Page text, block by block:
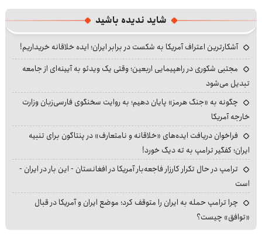
شاید ندیده باشید
آشکارترین اعتراف آمریکا به شکست در برابر ایران؛ ایده خلاقانه خریداریم!
مجتبی شکوری در راهپیمایی اربعین؛ وقتی یک ویدئو به آیینه‌ای از جامعه
تبدیل می‌شود
چگونه به «جنگ هرمز» پایان دهیم؛ به روایت سخنگوی فارسی‌زبان وزارت
خارجه آمریکا
فراخوان دریافت ایده‌های «خلاقانه و نامتعارف» در پنتاگون برای تنبیه
ایران؛ کفگیر ترامپ به ته دیگ خورد!
ترامپ در حال تکرار کارزار فاجعه‌بار آمریکا در افغانستان - این بار در ایران -
است
چرا ترامپ حمله به ایران را متوقف کرد؛ موضع ایران و آمریکا در قبال
«توافق» چیست؟